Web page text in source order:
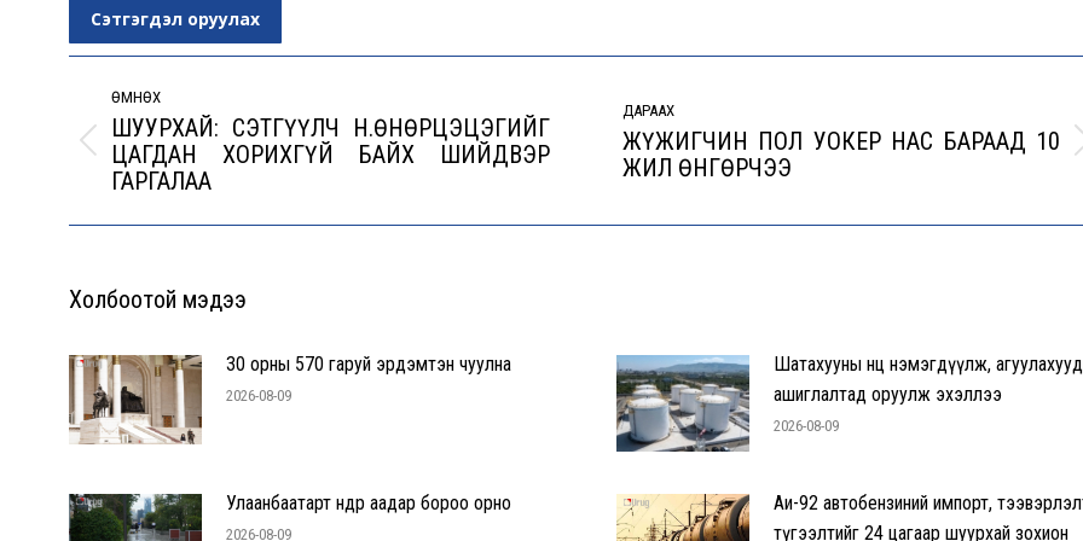
Сэтгэгдэл оруулах
navigation
ӨМНӨХ
Previous
post:
ШУУРХАЙ: СЭТГҮҮЛЧ Н.ӨНӨРЦЭЦЭГИЙГ
ЦАГДАН ХОРИХГҮЙ БАЙХ ШИЙДВЭР
ГАРГАЛАА
ДАРААХ
Next
ЖҮЖИГЧИН ПОЛ УОКЕР НАС БАРААД 10
ЖИЛ ӨНГӨРЧЭЭ
Холбоотой мэдээ
30 орны 570 гаруй эрдэмтэн чуулна
2026-08-09
Шатахууны нөөц нэмэгдүүлж,
ашиглалтад оруулж эхэллээ
2026-08-09
Улаанбаатарт өнөөдөр аадар бороо орно
2026-08-09
Аи-92 автобензиний импорт,
түгээлтийг 24 цагаар шуурхай зохион